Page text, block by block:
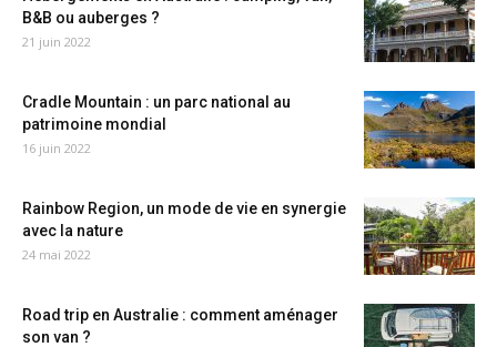
B&B ou auberges ?
21 juin 2022
Cradle Mountain : un parc national au
patrimoine mondial
16 juin 2022
Rainbow Region, un mode de vie en synergie
avec la nature
24 mai 2022
Road trip en Australie : comment aménager
son van ?